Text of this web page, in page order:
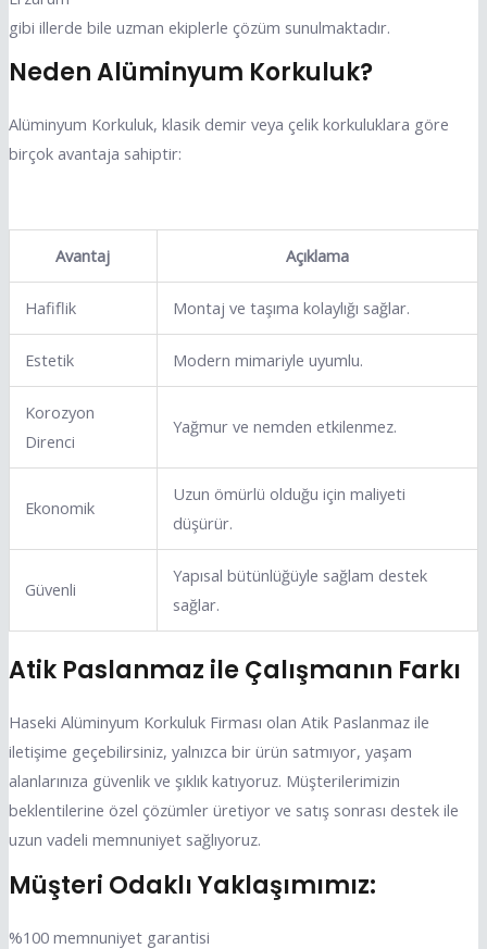
gibi illerde bile uzman ekiplerle çözüm sunulmaktadır.
Neden Alüminyum Korkuluk?
Alüminyum Korkuluk, klasik demir veya çelik korkuluklara göre
birçok avantaja sahiptir:
Avantaj Açıklama
Hafiflik Montaj ve taşıma kolaylığı sağlar.
Estetik Modern mimariyle uyumlu.
Korozyon
Direnci
Yağmur ve nemden etkilenmez.
Ekonomik
Uzun ömürlü olduğu için maliyeti
düşürür.
Güvenli
Yapısal bütünlüğüyle sağlam destek
sağlar.
Atik Paslanmaz ile Çalışmanın Farkı
Haseki Alüminyum Korkuluk Firması olan Atik Paslanmaz ile
iletişime geçebilirsiniz, yalnızca bir ürün satmıyor, yaşam
alanlarınıza güvenlik ve şıklık katıyoruz. Müşterilerimizin
beklentilerine özel çözümler üretiyor ve satış sonrası destek ile
uzun vadeli memnuniyet sağlıyoruz.
Müşteri Odaklı Yaklaşımımız:
%100 memnuniyet garantisi